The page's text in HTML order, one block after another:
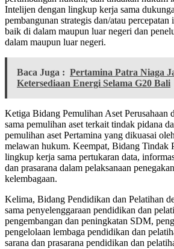
Intelijen dengan lingkup kerja sama
pembangunan strategis dan/atau percepatan
baik di dalam maupun luar negeri dan
dalam maupun luar negeri.
Baca Juga : Pertamina Patra Niaga
Ketersediaan Energi Selama G20 Bali
Ketiga Bidang Pemulihan Aset Perusahaan
sama pemulihan aset terkait tindak pidana
pemulihan aset Pertamina yang dikuasai
melawan hukum. Keempat, Bidang Tindak
lingkup kerja sama pertukaran data,
dan prasarana dalam pelaksanaan
kelembagaan.
Kelima, Bidang Pendidikan dan Pelatihan
sama penyelenggaraan pendidikan dan
pengembangan dan peningkatan SDM,
pengelolaan lembaga pendidikan dan
sarana dan prasarana pendidikan dan